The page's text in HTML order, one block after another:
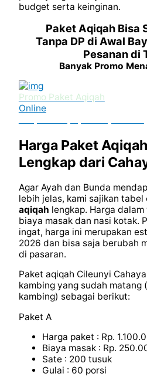
budget serta keinginan.
Paket Aqiqah Bisa
Tanpa DP di Awal
Pesanan di
Banyak Promo
Promo Paket Aqiqah
Online
Harga Paket
Lengkap dari
Agar Ayah dan Bunda
lebih jelas, kami sajikan tabel
aqiqah lengkap. Harga
biaya masak dan nasi kotak.
ingat, harga ini merupakan
2026 dan bisa saja berubah
di pasaran.
Paket aqiqah Cileunyi
kambing yang sudah matang
kambing) sebagai berikut:
Paket A
Harga paket : Rp.
Biaya masak : Rp.
Sate : 200 tusuk
Gulai : 60 porsi